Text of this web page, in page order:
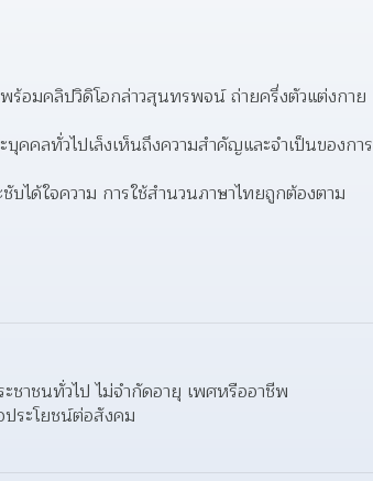
อมคลิปวิดิโอกล่าวสุนทรพจน์ ถ่ายครึ่งตัวแต่งกาย
คลทั่วไปเล็งเห็นถึงความสำคัญและจำเป็นของการ
ได้ใจความ การใช้สำนวนภาษาไทยถูกต้องตาม
าชนทั่วไป ไม่จำกัดอายุ เพศหรืออาชีพ
ระโยชน์ต่อสังคม